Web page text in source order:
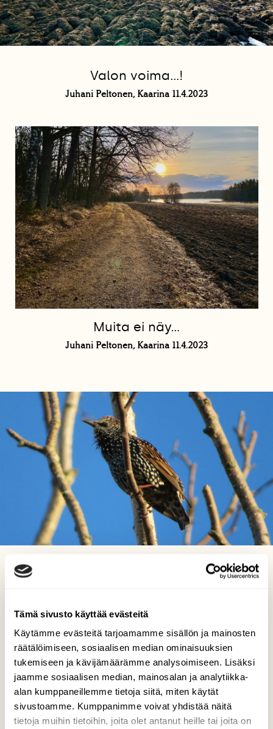
Tämä sivusto käyttää evästeitä
Käytämme evästeitä tarjoamamme sisällön ja mainosten
räätälöimiseen, sosiaalisen median ominaisuuksien
tukemiseen ja kävijämäärämme analysoimiseen. Lisäksi
jaamme sosiaalisen median, mainosalan ja analytiikka-
alan kumppaneillemme tietoja siitä, miten käytät
sivustoamme. Kumppanimme voivat yhdistää näitä
tietoja muihin tietoihin, joita olet antanut heille tai joita on
Valon voima…!
Juhani Peltonen, Kaarina 11.4.2023
Muita ei näy…
Juhani Peltonen, Kaarina 11.4.2023